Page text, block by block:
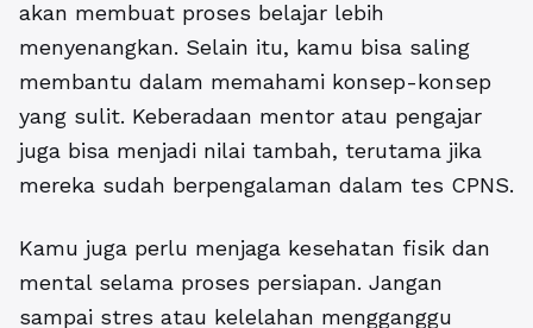
akan membuat proses belajar lebih
menyenangkan. Selain itu, kamu bisa saling
membantu dalam memahami konsep-konsep
yang sulit. Keberadaan mentor atau pengajar
juga bisa menjadi nilai tambah, terutama jika
mereka sudah berpengalaman dalam tes CPNS.
Kamu juga perlu menjaga kesehatan fisik dan
mental selama proses persiapan. Jangan
sampai stres atau kelelahan mengganggu